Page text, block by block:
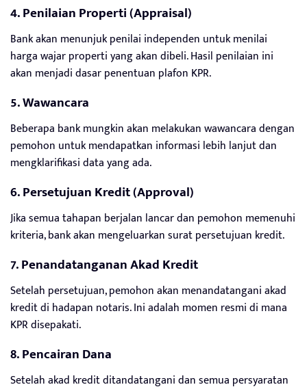
4. Penilaian Properti (Appraisal)
Bank akan menunjuk penilai independen untuk menilai
harga wajar properti yang akan dibeli. Hasil penilaian ini
akan menjadi dasar penentuan plafon KPR.
5. Wawancara
Beberapa bank mungkin akan melakukan wawancara dengan
pemohon untuk mendapatkan informasi lebih lanjut dan
mengklarifikasi data yang ada.
6. Persetujuan Kredit (Approval)
Jika semua tahapan berjalan lancar dan pemohon memenuhi
kriteria, bank akan mengeluarkan surat persetujuan kredit.
7. Penandatanganan Akad Kredit
Setelah persetujuan, pemohon akan menandatangani akad
kredit di hadapan notaris. Ini adalah momen resmi di mana
KPR disepakati.
8. Pencairan Dana
Setelah akad kredit ditandatangani dan semua persyaratan